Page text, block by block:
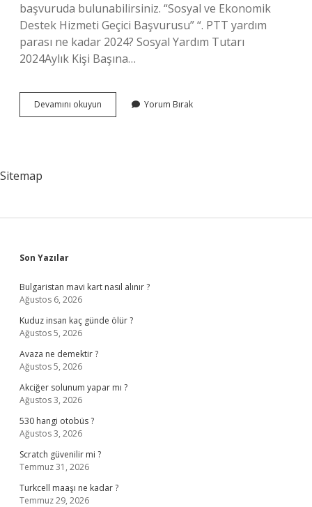
başvuruda bulunabilirsiniz. “Sosyal ve Ekonomik
Destek Hizmeti Geçici Başvurusu” “. PTT yardım
parası ne kadar 2024? Sosyal Yardım Tutarı
2024Aylık Kişi Başına…
Devamını okuyun
7800
Yorum Bırak
Sitemap
Sidebar
Son Yazılar
Bulgaristan mavi kart nasıl alınır ?
Ağustos 6, 2026
Kuduz insan kaç günde ölür ?
Ağustos 5, 2026
Avaza ne demektir ?
Ağustos 5, 2026
Akciğer solunum yapar mı ?
Ağustos 3, 2026
530 hangi otobüs ?
Ağustos 3, 2026
Scratch güvenilir mi ?
Temmuz 31, 2026
Turkcell maaşı ne kadar ?
Temmuz 29, 2026